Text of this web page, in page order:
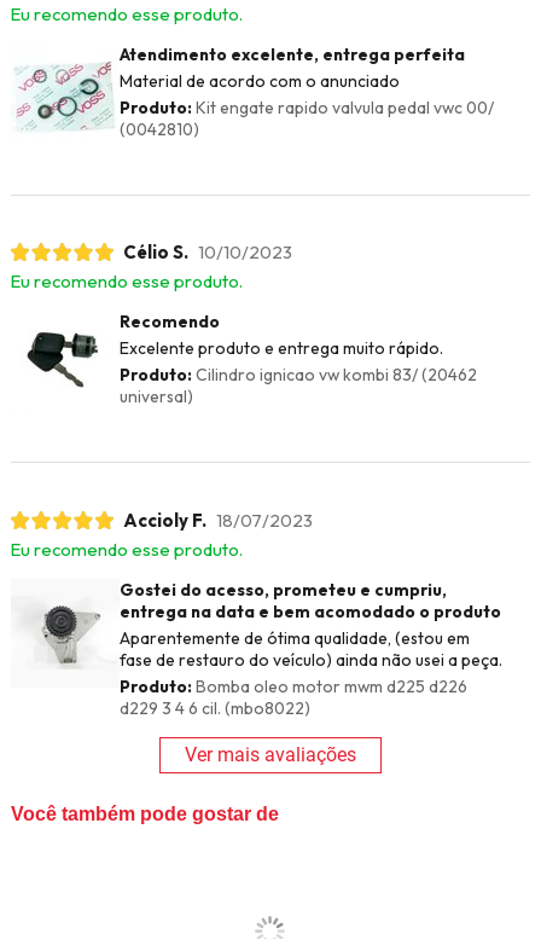
Eu recomendo esse produto.
Atendimento excelente, entrega perfeita
Material de acordo com o anunciado
Produto:Kit engate rapido valvula pedal vwc 00/
(0042810)
Célio S. 10/10/2023
Eu recomendo esse produto.
Recomendo
Excelente produto e entrega muito rápido.
Produto:Cilindro ignicao vw kombi 83/ (20462
universal)
Accioly F. 18/07/2023
Eu recomendo esse produto.
Gostei do acesso, prometeu e cumpriu,
entrega na data e bem acomodado o produto
Aparentemente de ótima qualidade, (estou em
fase de restauro do veículo) ainda não usei a peça.
Produto:Bomba oleo motor mwm d225 d226
d229 3 4 6 cil. (mbo8022)
Ver mais avaliações
Você também pode gostar de